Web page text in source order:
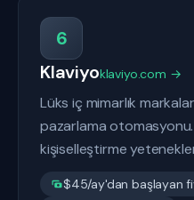
6
Klaviyoklaviyo.com →
Lüks iç mimarlık
pazarlama
kişiselleştirme
$45/ay'dan başlayan